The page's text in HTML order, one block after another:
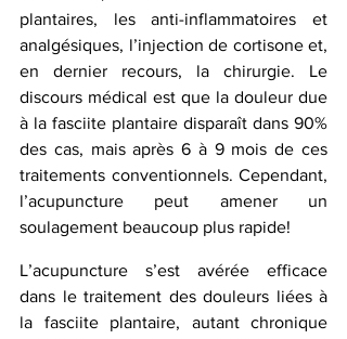
plantaires, les anti-inflammatoires et
analgésiques, l’injection de cortisone et,
en dernier recours, la chirurgie. Le
discours médical est que la douleur due
à la fasciite plantaire disparaît dans 90%
des cas, mais après 6 à 9 mois de ces
traitements conventionnels. Cependant,
l’acupuncture peut amener un
soulagement beaucoup plus rapide!
L’acupuncture s’est avérée efficace
dans le traitement des douleurs liées à
la fasciite plantaire, autant chronique